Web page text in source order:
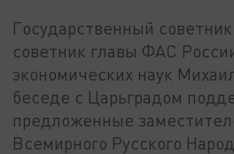
Государственный
советник главы ФАС
экономических наук
беседе с Царьградом
предложенные
Всемирного Русского